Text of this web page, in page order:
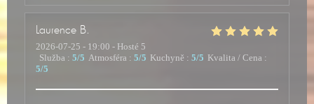
Laurence B
2026-07-25 - 19:00 - Hosté 5
Služba : 5/5 Atmosféra : 5/5 Kuchyně : 5/5 Kvalita / Cena :
5/5